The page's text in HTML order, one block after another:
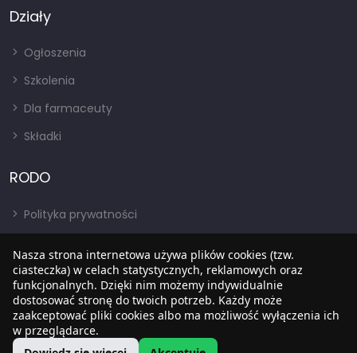
Działy
Ogłoszenia
Szkolenia
Dla farmaceuty
Składki
RODO
Polityka prywatności
RODO
BIP
Nasza strona internetowa używa plików cookies (tzw.
ciasteczka) w celach statystycznych, reklamowych oraz
funkcjonalnych. Dzięki nim możemy indywidualnie
dostosować stronę do twoich potrzeb. Każdy może
zaakceptować pliki cookies albo ma możliwość wyłączenia ich
w przeglądarce.